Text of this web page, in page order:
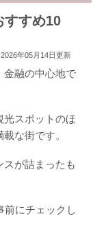
すすめ10
2026年05月14日更新
金融の中心地で
光スポットのほ
な街です。
スが詰まったも
前にチェックし